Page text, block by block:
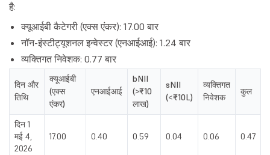
है:
क्यूआईबी कैटेगरी (एक्स एंकर): 17.00 बार
नॉन-इंस्टीट्यूशनल इन्वेस्टर (एनआईआई): 1.24 बार
व्यक्तिगत निवेशक: 0.77 बार
दिन और
तिथि
क्यूआईबी
(एक्स
एंकर)
एनआईआई
bNII
(>₹10
लाख)
sNII
(<₹10L)
व्यक्तिगत
निवेशक
कुल
दिन 1
मई 4,
2026
17.00 0.40 0.59 0.04 0.06 0.47